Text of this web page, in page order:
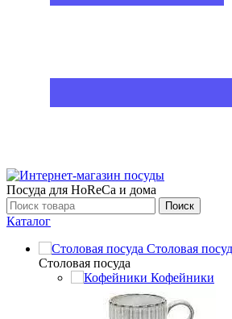
Посуда для HoReCa и дома
Поиск
Каталог
Столовая
Столовая посуда
Кофейники